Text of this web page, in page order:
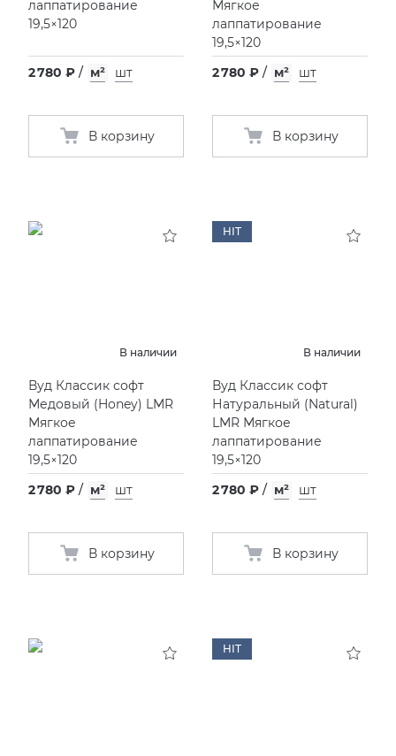
лаппатирование
19,5×120
2 780 ₽ / м² шт
В корзину
Мягкое
лаппатирование
19,5×120
2 780 ₽ / м² шт
В корзину
В наличии
Вуд Классик софт
Медовый (Honey) LMR
Мягкое
лаппатирование
19,5×120
2 780 ₽ / м² шт
В корзину
HIT
В наличии
Вуд Классик софт
Натуральный (Natural)
LMR Мягкое
лаппатирование
19,5×120
2 780 ₽ / м² шт
В корзину
HIT